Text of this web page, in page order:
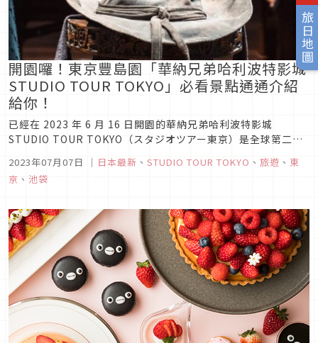
旅日地圖
開園囉！東京豐島園「華納兄弟哈利波特影城
STUDIO TOUR TOKYO」必看景點通通介紹
給你！
已經在 2023 年 6 月 16 日開園的華納兄弟哈利波特影城
STUDIO TOUR TOKYO（スタジオツアー東京）是全球第二個
ポッター）園區，身為哈利波特迷的你是否已經買好門票也安排
好行程了呢？！就讓我們先一睹...
2023年07月07日 ｜ 日本最新 、 STUDIO TOUR TOKYO 、 旅遊 、 東
京 、 池袋